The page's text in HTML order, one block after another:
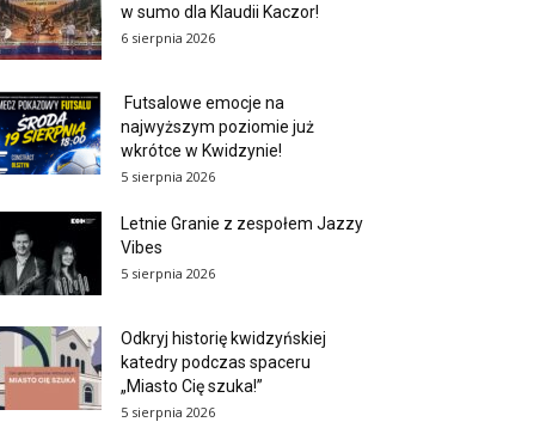
w sumo dla Klaudii Kaczor!
6 sierpnia 2026
Futsalowe emocje na
najwyższym poziomie już
wkrótce w Kwidzynie!
5 sierpnia 2026
Letnie Granie z zespołem Jazzy
Vibes
5 sierpnia 2026
Odkryj historię kwidzyńskiej
katedry podczas spaceru
„Miasto Cię szuka!”
5 sierpnia 2026